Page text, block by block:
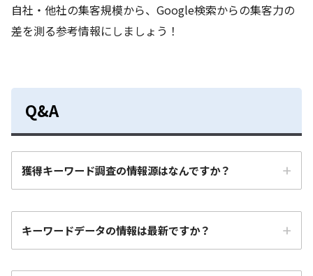
自社・他社の集客規模から、Google検索からの集客力の
差を測る参考情報にしましょう！
Q&A
獲得キーワード調査の情報源はなんですか？
キーワードデータの情報は最新ですか？